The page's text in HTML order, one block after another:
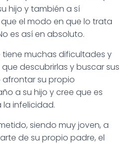
hijo y también a sí
el modo en que lo trata
es así en absoluto.
tiene muchas dificultades y
descubrirlas y buscar sus
su propio
a su hijo y cree que es
infelicidad.
siendo muy joven, a
de su propio padre, el